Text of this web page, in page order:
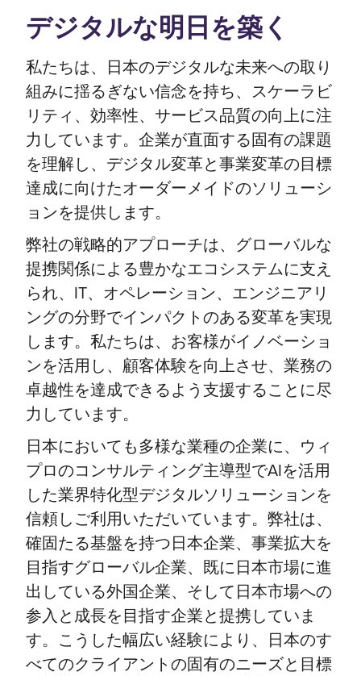
デジタルな明日を築く
私たちは、日本のデジタルな未来への取り
組みに揺るぎない信念を持ち、スケーラビ
リティ、効率性、サービス品質の向上に注
力しています。企業が直面する固有の課題
を理解し、デジタル変革と事業変革の目標
達成に向けたオーダーメイドのソリューシ
ョンを提供します。
弊社の戦略的アプローチは、グローバルな
提携関係による豊かなエコシステムに支え
られ、IT、オペレーション、エンジニアリ
ングの分野でインパクトのある変革を実現
します。私たちは、お客様がイノベーショ
ンを活用し、顧客体験を向上させ、業務の
卓越性を達成できるよう支援することに尽
力しています。
日本においても多様な業種の企業に、ウィ
プロのコンサルティング主導型でAIを活用
した業界特化型デジタルソリューションを
信頼しご利用いただいています。弊社は、
確固たる基盤を持つ日本企業、事業拡大を
目指すグローバル企業、既に日本市場に進
出している外国企業、そして日本市場への
参入と成長を目指す企業と提携していま
す。こうした幅広い経験により、日本のす
べてのクライアントの固有のニーズと目標